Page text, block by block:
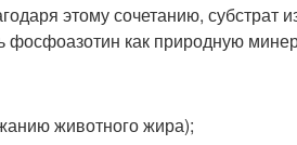
этому сочетанию, субстрат
как природную
животного жира);